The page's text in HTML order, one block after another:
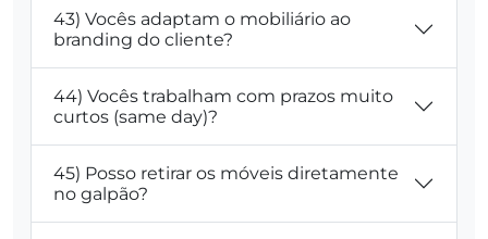
43) Vocês adaptam o mobiliário ao
branding do cliente?
44) Vocês trabalham com prazos muito
curtos (same day)?
45) Posso retirar os móveis diretamente
no galpão?